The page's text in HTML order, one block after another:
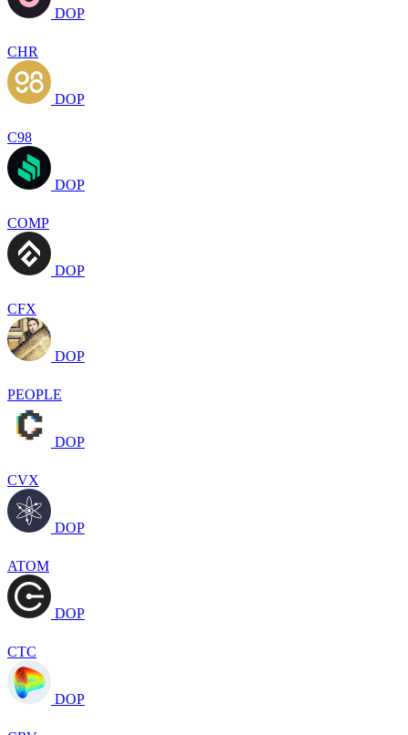
DOP
CHR
DOP
C98
DOP
COMP
DOP
CFX
DOP
PEOPLE
DOP
CVX
DOP
ATOM
DOP
CTC
DOP